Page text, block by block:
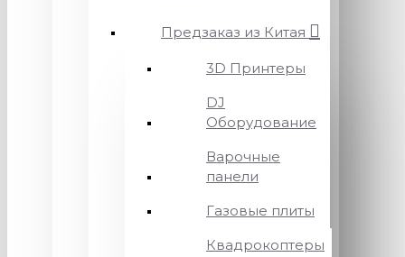
Предзаказ из Китая
3D Принтеры
DJ
Оборудование
Варочные
панели
Газовые плиты
Квадрокоптеры